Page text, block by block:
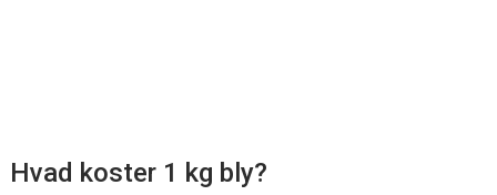
Hvad koster 1 kg bly?